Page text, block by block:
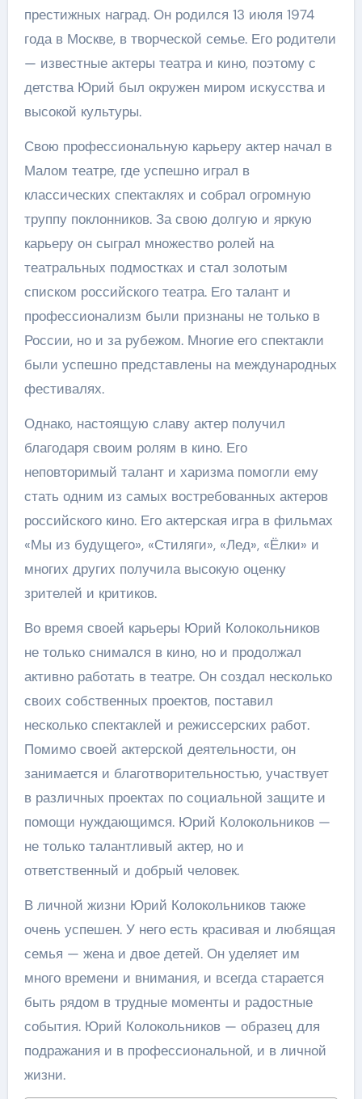
престижных наград. Он родился 13 июля 1974
года в Москве, в творческой семье. Его родители
— известные актеры театра и кино, поэтому с
детства Юрий был окружен миром искусства и
высокой культуры.
Свою профессиональную карьеру актер начал в
Малом театре, где успешно играл в
классических спектаклях и собрал огромную
труппу поклонников. За свою долгую и яркую
карьеру он сыграл множество ролей на
театральных подмостках и стал золотым
списком российского театра. Его талант и
профессионализм были признаны не только в
России, но и за рубежом. Многие его спектакли
были успешно представлены на международных
фестивалях.
Однако, настоящую славу актер получил
благодаря своим ролям в кино. Его
неповторимый талант и харизма помогли ему
стать одним из самых востребованных актеров
российского кино. Его актерская игра в фильмах
«Мы из будущего», «Стиляги», «Лед», «Ёлки» и
многих других получила высокую оценку
зрителей и критиков.
Во время своей карьеры Юрий Колокольников
не только снимался в кино, но и продолжал
активно работать в театре. Он создал несколько
своих собственных проектов, поставил
несколько спектаклей и режиссерских работ.
Помимо своей актерской деятельности, он
занимается и благотворительностью, участвует
в различных проектах по социальной защите и
помощи нуждающимся. Юрий Колокольников —
не только талантливый актер, но и
ответственный и добрый человек.
В личной жизни Юрий Колокольников также
очень успешен. У него есть красивая и любящая
семья — жена и двое детей. Он уделяет им
много времени и внимания, и всегда старается
быть рядом в трудные моменты и радостные
события. Юрий Колокольников — образец для
подражания и в профессиональной, и в личной
жизни.